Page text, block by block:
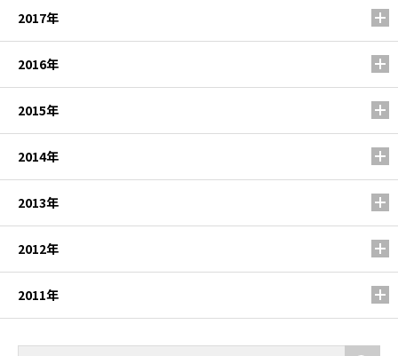
2017年
2016年
2015年
2014年
2013年
2012年
2011年